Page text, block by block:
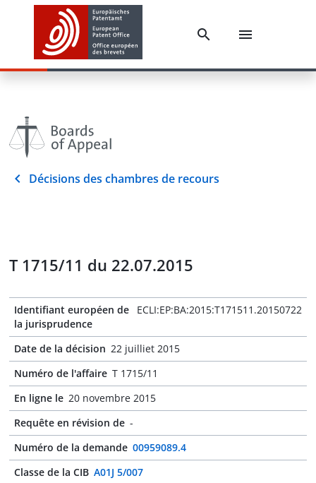
Décisions des chambres de recours
T 1715/11 du 22.07.2015
Identifiant européen de
la jurisprudence
ECLI:EP:BA:2015:T171511.20150722
Date de la décision 22 juilliet 2015
Numéro de l'affaire T 1715/11
En ligne le 20 novembre 2015
Requête en révision de -
Numéro de la demande 00959089.4
Classe de la CIB A01J 5/007